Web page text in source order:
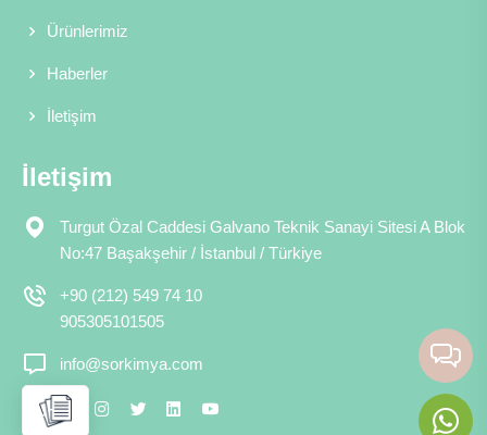
Ürünlerimiz
Haberler
İletişim
İletişim
Turgut Özal Caddesi Galvano Teknik Sanayi Sitesi A Blok
No:47 Başakşehir / İstanbul / Türkiye
+90 (212) 549 74 10
905305101505
info@sorkimya.com